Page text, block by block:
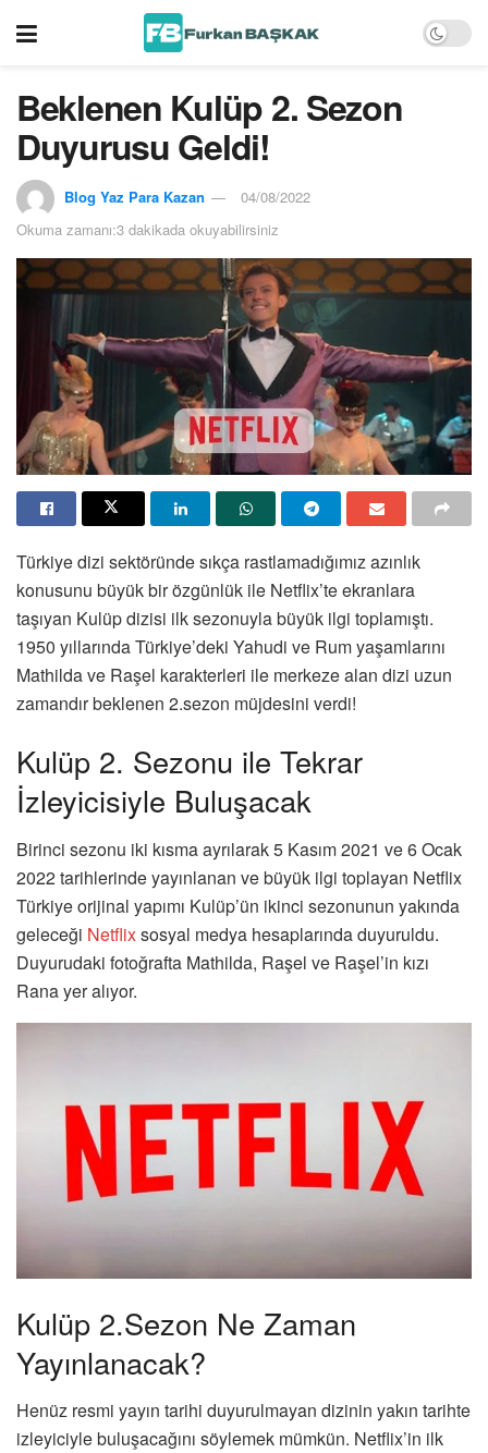
Beklenen Kulüp 2. Sezon
Duyurusu Geldi!
Blog Yaz Para Kazan
04/08/2022
Okuma zamanı:3 dakikada okuyabilirsiniz
Türkiye dizi sektöründe sıkça rastlamadığımız azınlık
konusunu büyük bir özgünlük ile Netflix’te ekranlara
taşıyan Kulüp dizisi ilk sezonuyla büyük ilgi toplamıştı.
1950 yıllarında Türkiye’deki Yahudi ve Rum yaşamlarını
Mathilda ve Raşel karakterleri ile merkeze alan dizi uzun
zamandır beklenen 2.sezon müjdesini verdi!
Kulüp 2. Sezonu ile Tekrar
İzleyicisiyle Buluşacak
Birinci sezonu iki kısma ayrılarak 5 Kasım 2021 ve 6 Ocak
2022 tarihlerinde yayınlanan ve büyük ilgi toplayan Netflix
Türkiye orijinal yapımı Kulüp’ün ikinci sezonunun yakında
geleceği Netflixsosyal medya hesaplarında duyuruldu.
Duyurudaki fotoğrafta Mathilda, Raşel ve Raşel’in kızı
Rana yer alıyor.
Kulüp 2.Sezon Ne Zaman
Yayınlanacak?
Henüz resmi yayın tarihi duyurulmayan dizinin yakın tarihte
izleyiciyle buluşacağını söylemek mümkün. Netflix’in ilk